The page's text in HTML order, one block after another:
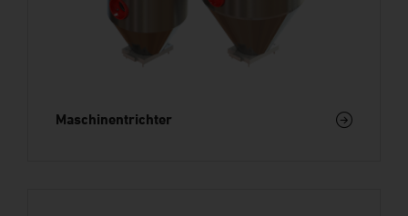
Maschinentrichter